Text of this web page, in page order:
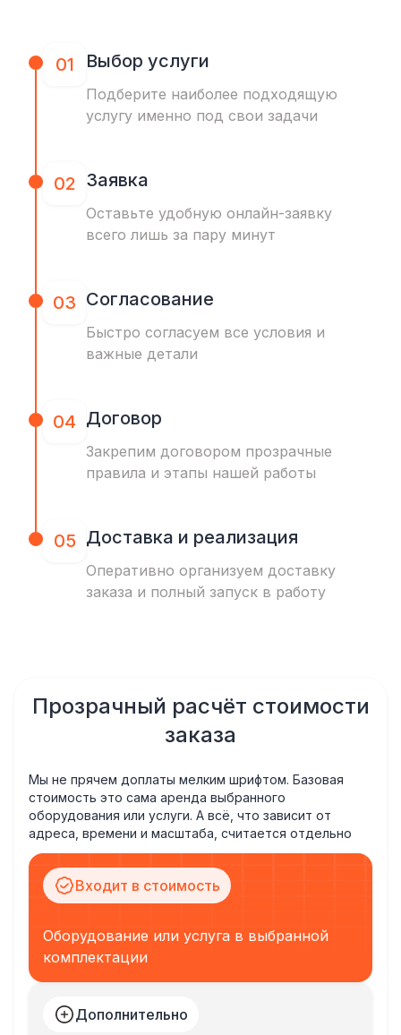
01 Выбор услуги
Подберите наиболее подходящую
услугу именно под свои задачи
02 Заявка
Оставьте удобную онлайн-заявку
всего лишь за пару минут
03 Согласование
Быстро согласуем все условия и
важные детали
04 Договор
Закрепим договором прозрачные
правила и этапы нашей работы
05 Доставка и реализация
Оперативно организуем доставку
заказа и полный запуск в работу
Прозрачный расчёт стоимости
заказа
Мы не прячем доплаты мелким шрифтом. Базовая
стоимость это сама аренда выбранного
оборудования или услуги. А всё, что зависит от
адреса, времени и масштаба, считается отдельно
Входит в стоимость
Оборудование или услуга в выбранной
комплектации
Дополнительно